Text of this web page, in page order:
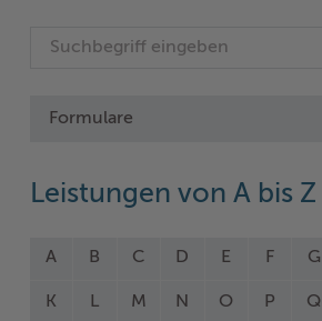
Formulare
Leistungen von A bis Z
A B C D E F G
K L M N O P Q